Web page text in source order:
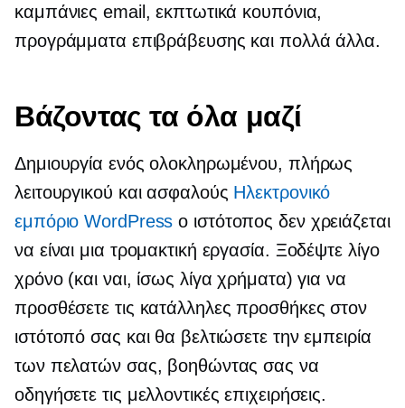
καμπάνιες email, εκπτωτικά κουπόνια,
προγράμματα επιβράβευσης και πολλά άλλα.
Βάζοντας τα όλα μαζί
Δημιουργία ενός ολοκληρωμένου, πλήρως
λειτουργικού και ασφαλούς Ηλεκτρονικό
εμπόριο WordPress ο ιστότοπος δεν χρειάζεται
να είναι μια τρομακτική εργασία. Ξοδέψτε λίγο
χρόνο (και ναι, ίσως λίγα χρήματα) για να
προσθέσετε τις κατάλληλες προσθήκες στον
ιστότοπό σας και θα βελτιώσετε την εμπειρία
των πελατών σας, βοηθώντας σας να
οδηγήσετε τις μελλοντικές επιχειρήσεις.